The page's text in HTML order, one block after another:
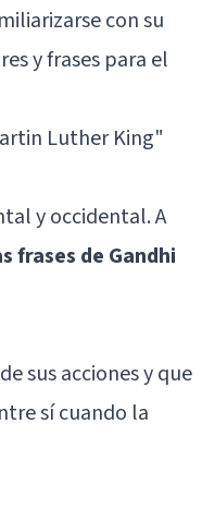
con su
y frases para el
Luther King"
y occidental. A
frases de Gandhi
sus acciones y que
sí cuando la